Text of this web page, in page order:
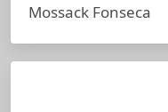
Mossack Fonseca